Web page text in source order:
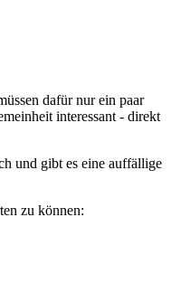
dafür nur ein paar
interessant - direkt
und gibt es eine auffällige
zu können: